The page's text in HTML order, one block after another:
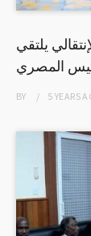
يلتقي
المصري
BY 5 YEARS